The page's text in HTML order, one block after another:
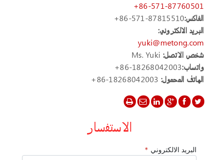
+86-571-87760501
الفاكس:+86-571-87815510
البريد الالكتروني:
yuki@metong.com
شخص الاتصل: Ms. Yuki
واتساب:+86-18268042003
الهاتف المحمول: +86-18268042003
الاستفسار